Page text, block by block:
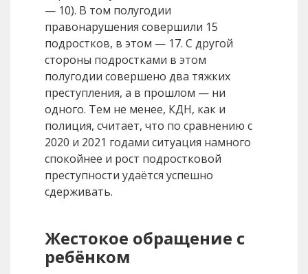
— 10). В том полугодии
правонарушения совершили 15
подростков, в этом — 17. С другой
стороны подростками в этом
полугодии совершено два тяжких
преступления, а в прошлом — ни
одного. Тем не менее, КДН, как и
полиция, считает, что по сравнению с
2020 и 2021 годами ситуация намного
спокойнее и рост подростковой
преступности удаётся успешно
сдерживать.
Жестокое обращение с
ребёнком